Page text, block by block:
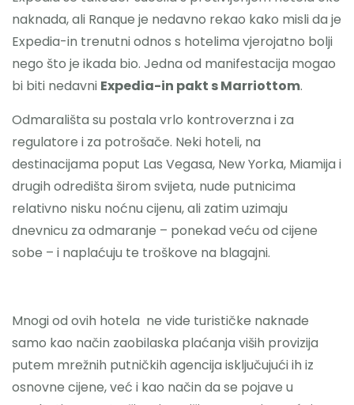
naknada, ali Ranque je nedavno rekao kako misli da je
Expedia-in trenutni odnos s hotelima vjerojatno bolji
nego što je ikada bio. Jedna od manifestacija mogao
bi biti nedavni Expedia-in pakt s Marriottom.
Odmarališta su postala vrlo kontroverzna i za
regulatore i za potrošače. Neki hoteli, na
destinacijama poput Las Vegasa, New Yorka, Miamija i
drugih odredišta širom svijeta, nude putnicima
relativno nisku noćnu cijenu, ali zatim uzimaju
dnevnicu za odmaranje – ponekad veću od cijene
sobe – i naplaćuju te troškove na blagajni.
Mnogi od ovih hotela ne vide turističke naknade
samo kao način zaobilaska plaćanja viših provizija
putem mrežnih putničkih agencija isključujući ih iz
osnovne cijene, već i kao način da se pojave u